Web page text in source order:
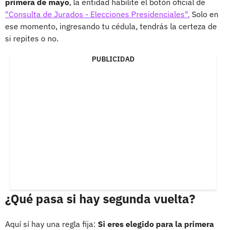
"Consulta de Jurados - Elecciones Presidenciales". Solo en
ese momento, ingresando tu cédula, tendrás la certeza de
si repites o no.
PUBLICIDAD
¿Qué pasa si hay segunda vuelta?
Aquí sí hay una regla fija: Si eres elegido para la primera